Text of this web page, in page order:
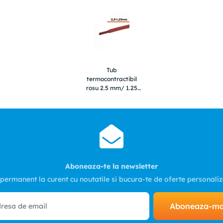
Tub
termocontractibil
rosu 2.5 mm/ 1.25
Aboneaza-te la newsletter
la curent cu noutatile si bucura-te de oferte
Aboneaza-